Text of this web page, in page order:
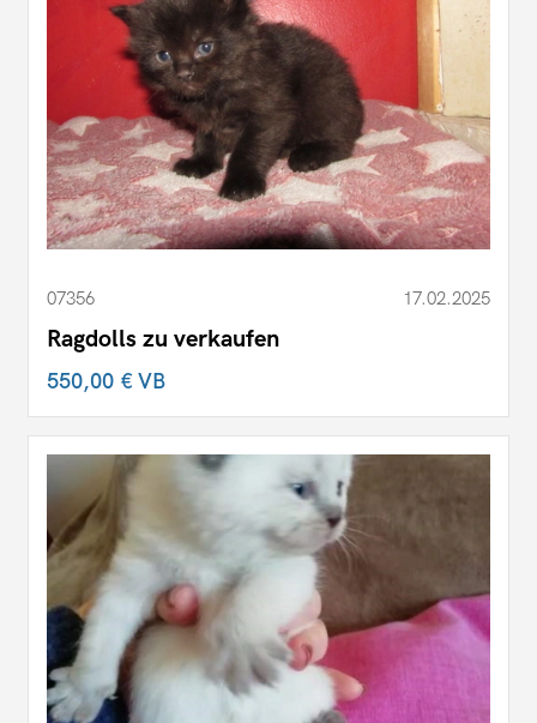
07356 17.02.2025
Ragdolls zu verkaufen
550,00 €VB